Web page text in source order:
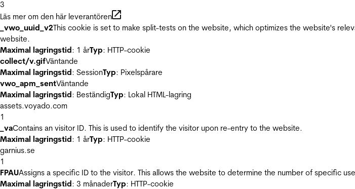
3
Läs mer om den här leverantören
_vwo_uuid_v2This cookie is set to make split-tests on the website, which optimizes the website's
website.
Maximal lagringstid: 1 årTyp: HTTP-cookie
collect/v.gifVäntande
Maximal lagringstid: SessionTyp: Pixelspårare
vwo_apm_sentVäntande
Maximal lagringstid: BeständigTyp: Lokal HTML-lagring
assets.voyado.com
1
_vaContains an visitor ID. This is used to identify the visitor upon re-entry to the website.
Maximal lagringstid: 1 årTyp: HTTP-cookie
garnius.se
1
FPAUAssigns a specific ID to the visitor. This allows the website to determine the number of specific
Maximal lagringstid: 3 månaderTyp: HTTP-cookie